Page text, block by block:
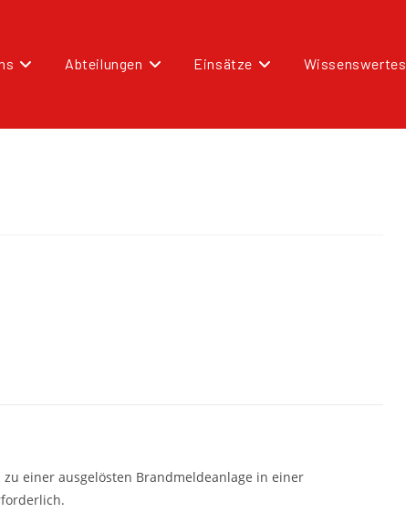
Abteilungen Einsätze Wissenswertes
einer ausgelösten Brandmeldeanlage in einer